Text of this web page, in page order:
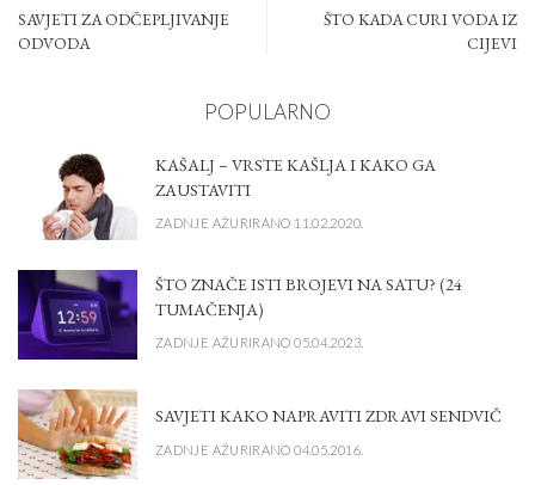
SAVJETI ZA ODČEPLJIVANJE
ODVODA
ŠTO KADA CURI VODA IZ
CIJEVI
POPULARNO
KAŠALJ – VRSTE KAŠLJA I KAKO GA
ZAUSTAVITI
ZADNJE AŽURIRANO 11.02.2020.
ŠTO ZNAČE ISTI BROJEVI NA SATU? (24
TUMAČENJA)
ZADNJE AŽURIRANO 05.04.2023.
SAVJETI KAKO NAPRAVITI ZDRAVI SENDVIČ
ZADNJE AŽURIRANO 04.05.2016.